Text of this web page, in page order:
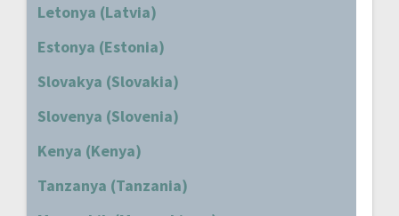
Letonya (Latvia)
Estonya (Estonia)
Slovakya (Slovakia)
Slovenya (Slovenia)
Kenya (Kenya)
Tanzanya (Tanzania)